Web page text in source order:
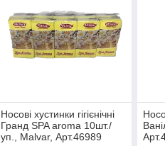
Носові хустинки гігієнічні
Гранд SPA aroma 10шт./
уп., Malvar, Арт.46989